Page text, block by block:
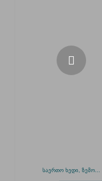
საერთო ხედი, ზემო...